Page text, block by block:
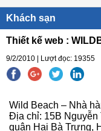
Khách sạn
Thiết kế web :
9/2/2010 | Lượt đọc: 19355
Wild Beach – Nhà
Địa chỉ: 15B
quận Hai Bà Trưng,